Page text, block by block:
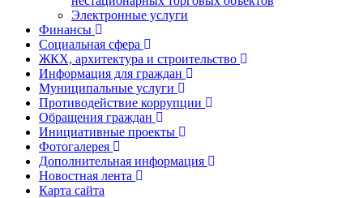
Электронные услуги
Финансы
Социальная сфера
ЖКХ, архитектура и строительство
Информация для граждан
Муниципальные услуги
Противодействие коррупции
Обращения граждан
Инициативные проекты
Фотогалерея
Дополнительная информация
Новостная лента
Карта сайта